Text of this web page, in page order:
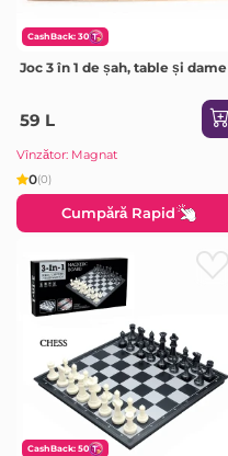
CashBack: 30
Joc 3 în 1 de șah, table și dame
59 L
Vînzător: Magnat
0(0)
Cumpără Rapid
CashBack: 50